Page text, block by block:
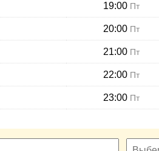
19:00 Пт
20:00 Пт
21:00 Пт
22:00 Пт
23:00 Пт